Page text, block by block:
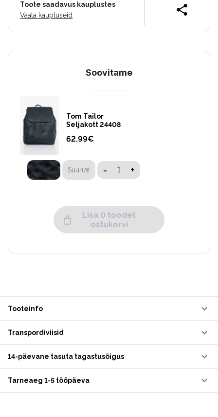
Toote saadavus kauplustes
Vaata kaupluseid
Soovitame
Tom Tailor
Seljakott 24408
62.99€
Suurus - +
Lisa 0 toodet
ostukorvi
Tooteinfo
Transpordiviisid
14-päevane tasuta tagastusõigus
Tarneaeg 1-5 tööpäeva